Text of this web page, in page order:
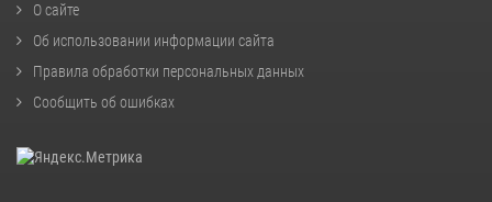
О сайте
Об использовании информации сайта
Правила обработки персональных данных
Сообщить об ошибках